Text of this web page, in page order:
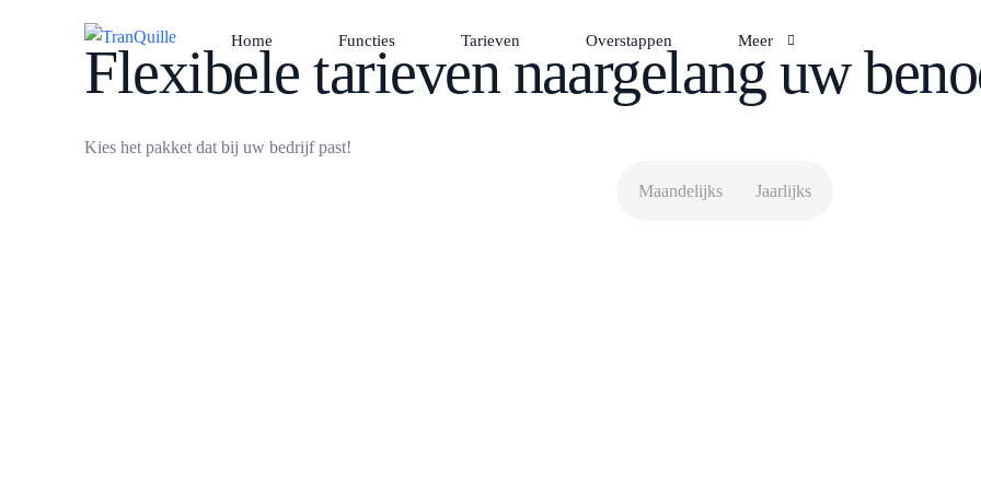
Home Functies Tarieven Overstappen Meer
Voor Wie?
Flexibele tarieven naargelang uw
Kies het pakket dat bij uw bedrijf past!
Maandelijks Jaarlijks